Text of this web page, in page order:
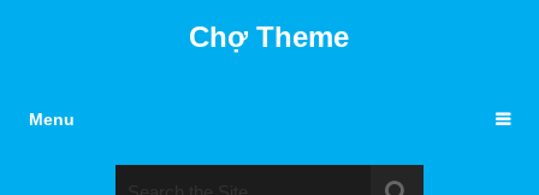
Chợ Theme
Menu